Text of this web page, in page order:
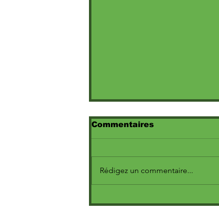
poignant de « Escroc »,
Commentaires
Rédigez un commentaire...